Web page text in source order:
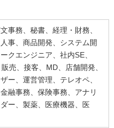
事務、秘書、経理・財務、
事、商品開発、システム開
クエンジニア、社内SE、
販売、接客、MD、店舗開発、
ー、運営管理、テレオペ、
融事務、保険事務、アナリ
ー、製薬、医療機器、医